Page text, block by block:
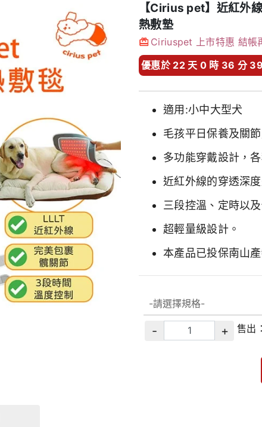
【Cirius pet】近紅外
熱敷墊
Ciriuspet 上市特惠 結帳
優惠於 22 天 0 時 36 分
適用:小中大型犬
毛孩平日保養及關節
多功能穿戴設計，
近紅外線的穿透深
三段控溫、定時以
超輕量級設計。
本產品已投保南山
- + 售出：